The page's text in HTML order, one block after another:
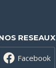
RESEAUX
Facebook